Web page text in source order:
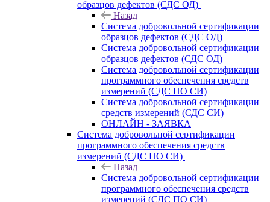
образцов дефектов (СДС ОД)
Назад
Система добровольной сертификации
образцов дефектов (СДС ОД)
Система добровольной сертификации
образцов дефектов (СДС ОД)
Система добровольной сертификации
программного обеспечения средств
измерений (СДС ПО СИ)
Система добровольной сертификации
средств измерений (СДС СИ)
ОНЛАЙН - ЗАЯВКА
Система добровольной сертификации
программного обеспечения средств
измерений (СДС ПО СИ)
Назад
Система добровольной сертификации
программного обеспечения средств
измерений (СДС ПО СИ)